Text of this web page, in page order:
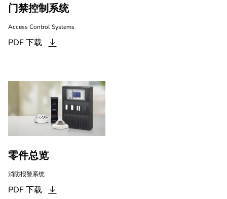
门禁控制系统
Access Control Systems
PDF下载
零件总览
消防报警系统
PDF下载